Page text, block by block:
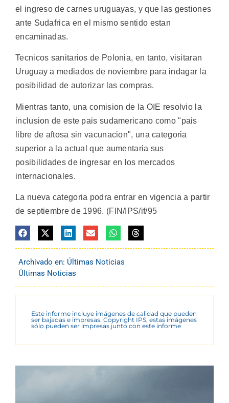
el ingreso de carnes uruguayas, y que las gestiones
ante Sudafrica en el mismo sentido estan
encaminadas.
Tecnicos sanitarios de Polonia, en tanto, visitaran
Uruguay a mediados de noviembre para indagar la
posibilidad de autorizar las compras.
Mientras tanto, una comision de la OIE resolvio la
inclusion de este pais sudamericano como "pais
libre de aftosa sin vacunacion", una categoria
superior a la actual que aumentaria sus
posibilidades de ingresar en los mercados
internacionales.
La nueva categoria podra entrar en vigencia a partir
de septiembre de 1996. (FIN/IPS/if/95
Archivado en: Últimas Noticias
Últimas Noticias
Este informe incluye imágenes de calidad que pueden
ser bajadas e impresas. Copyright IPS, estas imágenes
sólo pueden ser impresas junto con este informe